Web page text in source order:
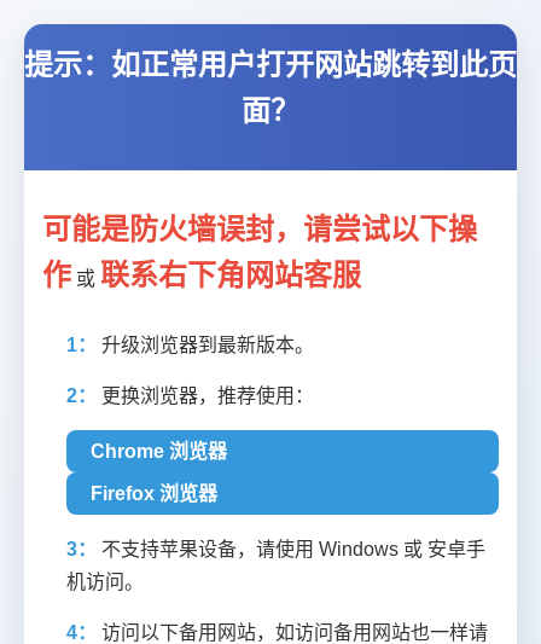
提示：如正常用户打开网站跳转到此页
面？
可能是防火墙误封，请尝试以下操
作 或 联系右下角网站客服
1： 升级浏览器到最新版本。
2： 更换浏览器，推荐使用：
Chrome 浏览器
Firefox 浏览器
3：
不支持苹果设备，请使用 Windows 或 安卓手
机访问。
4：
访问以下备用网站，如访问备用网站也一样请